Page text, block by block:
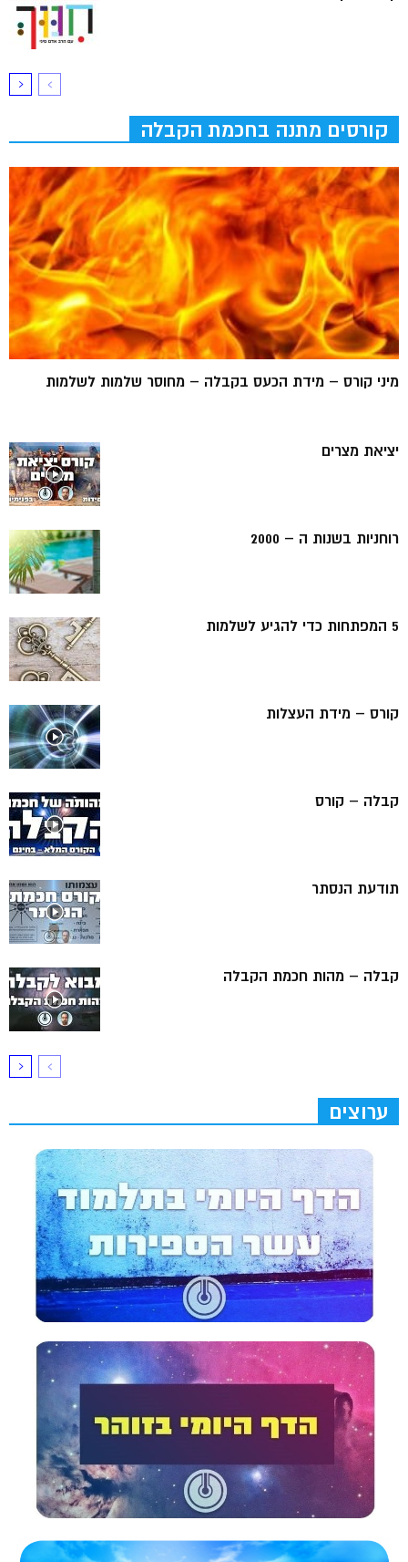
קורסים מתנה בחכמת הקבלה
מיני קורס – מידת הכעס בקבלה – מחוסר שלמות לשלמות
יציאת מצרים
רוחניות בשנות ה – 2000
5 המפתחות כדי להגיע לשלמות
קורס – מידת העצלות
קבלה – קורס
תודעת הנסתר
קבלה – מהות חכמת הקבלה
ערוצים